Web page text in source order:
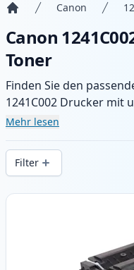
Canon
Canon
Toner
Finden Sie den
1241C002 Drucker mit
und XL-Patronen.
in .
Mehr lesen
Filter
Produkte